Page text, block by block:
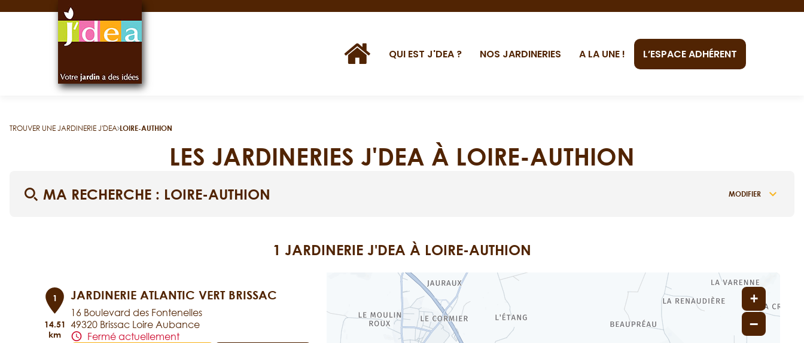
QUI EST J'DEA ? NOS JARDINERIES A LA UNE ! L’ESPACE ADHÉRENT
TROUVER UNE JARDINERIE J'DEA LOIRE-AUTHION
LES JARDINERIES J'DEA À LOIRE-AUTHION
MA RECHERCHE : LOIRE-AUTHION MODIFIER
1 JARDINERIE J'DEA À LOIRE-AUTHION
1
14.51
km
JARDINERIE ATLANTIC VERT BRISSAC
16 Boulevard des Fontenelles
49320 Brissac Loire Aubance
Fermé actuellement
+
−